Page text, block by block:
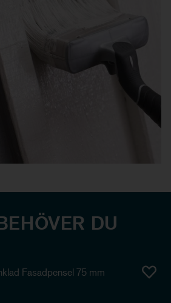
DU
Fasadpensel 75 mm